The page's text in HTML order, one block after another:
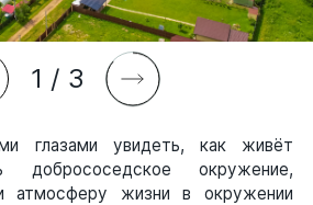
глазами увидеть, как живёт
добрососедское окружение,
атмосферу жизни в окружении
1 / 3